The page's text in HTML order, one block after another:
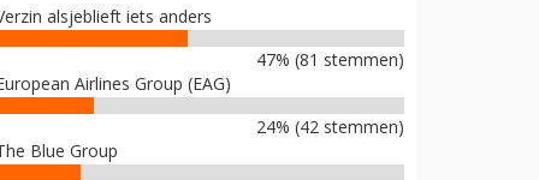
alsjeblieft iets anders
47% (81 stemmen)
Airlines Group (EAG)
24% (42 stemmen)
Blue Group